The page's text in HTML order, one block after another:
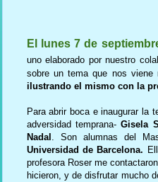
El lunes 7 de
uno elaborado por nuestro
sobre un tema que nos
ilustrando el mismo con la
Para abrir boca e inaugurar la
adversidad temprana-Gisela
Nadal . Son alumnas del
Universidad de Barcelona.
profesora Roser me
hicieron, y de disfrutar mucho